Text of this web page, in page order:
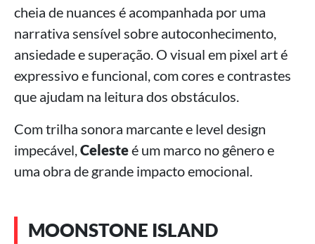
cheia de nuances é acompanhada por uma
narrativa sensível sobre autoconhecimento,
ansiedade e superação. O visual em pixel art é
expressivo e funcional, com cores e contrastes
que ajudam na leitura dos obstáculos.
Com trilha sonora marcante e level design
impecável, Celesteé um marco no gênero e
uma obra de grande impacto emocional.
MOONSTONE ISLAND